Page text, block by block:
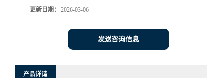
更新日期： 2026-03-06
发送咨询信息
产品详请